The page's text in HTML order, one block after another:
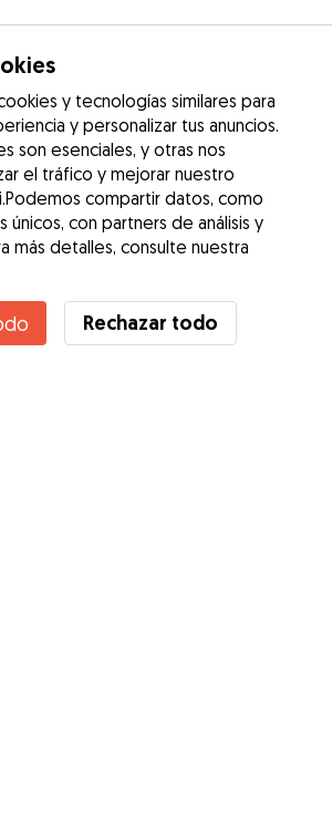
y tecnologías similares para
y personalizar tus anuncios.
son esenciales, y otras nos
el tráfico y mejorar nuestro
compartir datos, como
únicos, con partners de análisis y
más detalles, consulte nuestra
Rechazar todo